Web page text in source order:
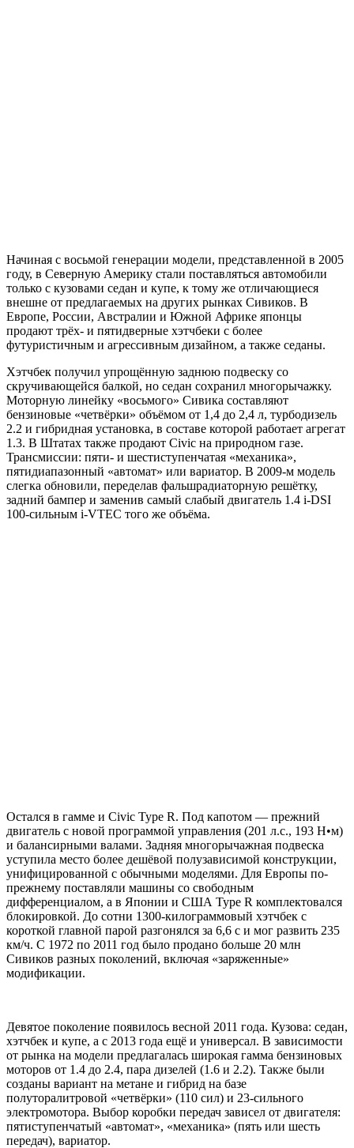
Начиная с восьмой генерации модели, представленной в 2005
году, в Северную Америку стали поставляться автомобили
только с кузовами седан и купе, к тому же отличающиеся
внешне от предлагаемых на других рынках Сивиков. В
Европе, России, Австралии и Южной Африке японцы
продают трёх- и пятидверные хэтчбеки с более
футуристичным и агрессивным дизайном, а также седаны.
Хэтчбек получил упрощённую заднюю подвеску со
скручивающейся балкой, но седан сохранил многорычажку.
Моторную линейку «восьмого» Сивика составляют
бензиновые «четвёрки» объёмом от 1,4 до 2,4 л, турбодизель
2.2 и гибридная установка, в составе которой работает агрегат
1.3. В Штатах также продают Civic на природном газе.
Трансмиссии: пяти- и шестиступенчатая «механика»,
пятидиапазонный «автомат» или вариатор. В 2009-м модель
слегка обновили, переделав фальшрадиаторную решётку,
задний бампер и заменив самый слабый двигатель 1.4 i-DSI
100-сильным i-VTEC того же объёма.
Остался в гамме и Civic Type R. Под капотом — прежний
двигатель с новой программой управления (201 л.с., 193 Н•м)
и балансирными валами. Задняя многорычажная подвеска
уступила место более дешёвой полузависимой конструкции,
унифицированной с обычными моделями. Для Европы по-
прежнему поставляли машины со свободным
дифференциалом, а в Японии и США Type R комплектовался
блокировкой. До сотни 1300-килограммовый хэтчбек с
короткой главной парой разгонялся за 6,6 с и мог развить 235
км/ч. С 1972 по 2011 год было продано больше 20 млн
Сивиков разных поколений, включая «заряженные»
модификации.
Девятое поколение появилось весной 2011 года. Кузова: седан,
хэтчбек и купе, а с 2013 года ещё и универсал. В зависимости
от рынка на модели предлагалась широкая гамма бензиновых
моторов от 1.4 до 2.4, пара дизелей (1.6 и 2.2). Также были
созданы вариант на метане и гибрид на базе
полуторалитровой «четвёрки» (110 сил) и 23-сильного
электромотора. Выбор коробки передач зависел от двигателя:
пятиступенчатый «автомат», «механика» (пять или шесть
передач), вариатор.